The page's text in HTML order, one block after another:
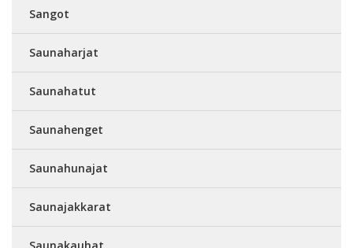
Sangot
Saunaharjat
Saunahatut
Saunahenget
Saunahunajat
Saunajakkarat